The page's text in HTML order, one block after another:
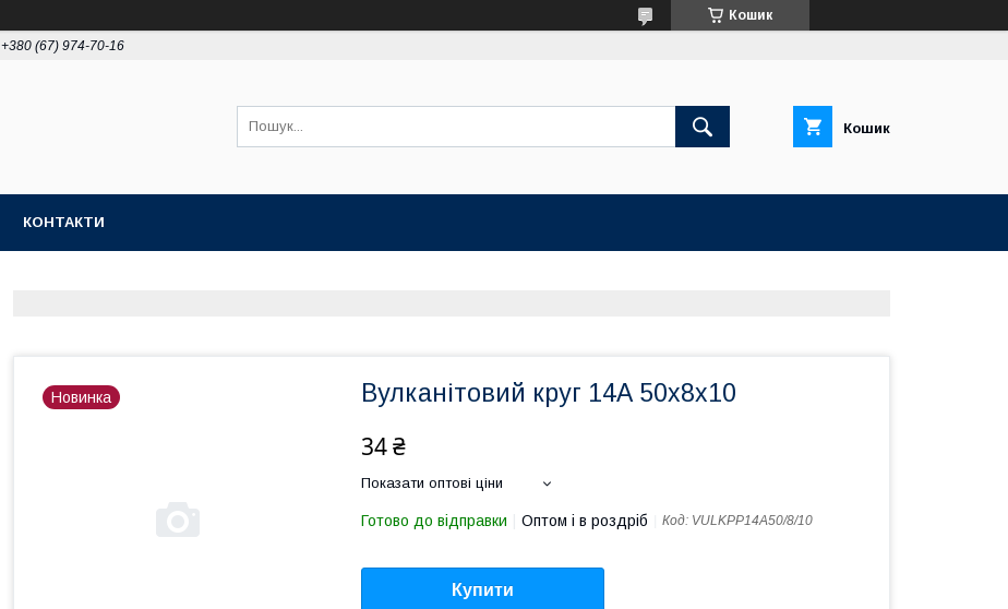
Кошик
+380 (67) 974-70-16
Кошик
КОНТАКТИ
Новинка Вулканітовий круг 14А 50х8х10
34 ₴
Показати оптові ціни
Готово до відправки Оптом і в роздріб Код: VULKPP14А50/8/10
Купити